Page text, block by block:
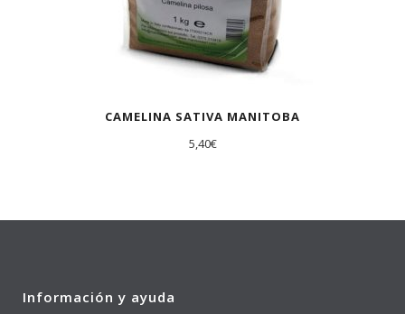
CAMELINA SATIVA MANITOBA
5,40€
Información y ayuda